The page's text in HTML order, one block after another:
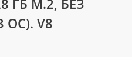
ГБ M.2, БЕЗ
ОС). V8